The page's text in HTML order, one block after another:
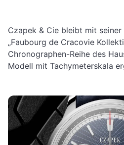
Czapek & Cie bleibt mit seiner
„Faubourg de Cracovie
Chronographen-Reihe des
Modell mit Tachymeterskala